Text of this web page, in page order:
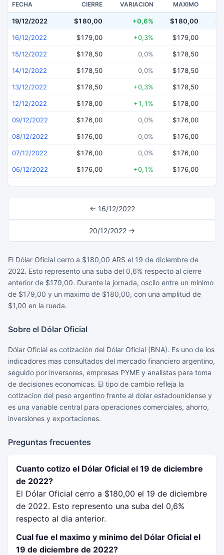
FECHA CIERRE VARIACION MAXIMO
19/12/2022 $180,00 +0,6% $180,00
16/12/2022 $179,00 +0,3% $179,00
15/12/2022 $178,50 0,0% $178,50
14/12/2022 $178,50 0,0% $178,50
13/12/2022 $178,50 +0,3% $178,50
12/12/2022 $178,00 +1,1% $178,00
09/12/2022 $176,00 0,0% $176,00
08/12/2022 $176,00 0,0% $176,00
07/12/2022 $176,00 0,0% $176,00
06/12/2022 $176,00 +0,1% $176,00
← 16/12/2022
20/12/2022 →
El Dólar Oficial cerro a $180,00 ARS el 19 de diciembre de
2022. Esto represento una suba del 0,6% respecto al cierre
anterior de $179,00. Durante la jornada, oscilo entre un minimo
de $179,00 y un maximo de $180,00, con una amplitud de
$1,00 en la rueda.
Sobre el Dólar Oficial
Dólar Oficial es cotización del Dólar Oficial (BNA). Es uno de los
indicadores mas consultados del mercado financiero argentino,
seguido por inversores, empresas PYME y analistas para toma
de decisiones economicas. El tipo de cambio refleja la
cotizacion del peso argentino frente al dolar estadounidense y
es una variable central para operaciones comerciales, ahorro,
inversiones y exportaciones.
Preguntas frecuentes
Cuanto cotizo el Dólar Oficial el 19 de diciembre
de 2022?
El Dólar Oficial cerro a $180,00 el 19 de diciembre
de 2022. Esto represento una suba del 0,6%
respecto al dia anterior.
Cual fue el maximo y minimo del Dólar Oficial el
19 de diciembre de 2022?